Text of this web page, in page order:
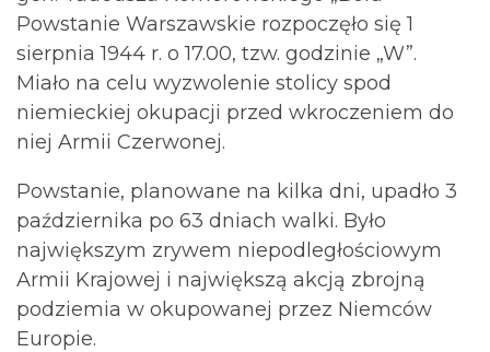
Powstanie Warszawskie rozpoczęło się 1
sierpnia 1944 r. o 17.00, tzw. godzinie „W”.
Miało na celu wyzwolenie stolicy spod
niemieckiej okupacji przed wkroczeniem do
niej Armii Czerwonej.
Powstanie, planowane na kilka dni, upadło 3
października po 63 dniach walki. Było
największym zrywem niepodległościowym
Armii Krajowej i największą akcją zbrojną
podziemia w okupowanej przez Niemców
Europie.